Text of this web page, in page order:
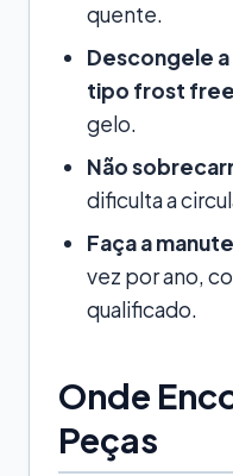
quente.
Descongele
tipo frost
gelo.
Não
dificulta a
Faça a
vez por ano,
qualificado.
Onde
Peças